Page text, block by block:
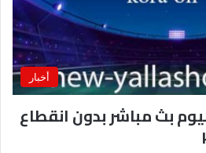
أخبار
بث مباشر بدون انقطاع